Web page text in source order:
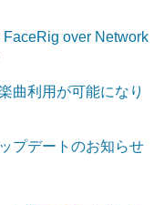
FaceRig over Network
曲利用が可能になり
プデートのお知らせ